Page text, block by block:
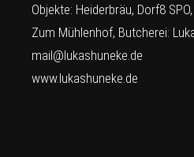
Objekte: Heiderbräu, Dorf8
Zum Mühlenhof, Butcherei:
mail@lukashuneke.de
www.lukashuneke.de